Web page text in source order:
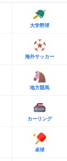
大学野球
海外サッカー
地方競馬
カーリング
卓球